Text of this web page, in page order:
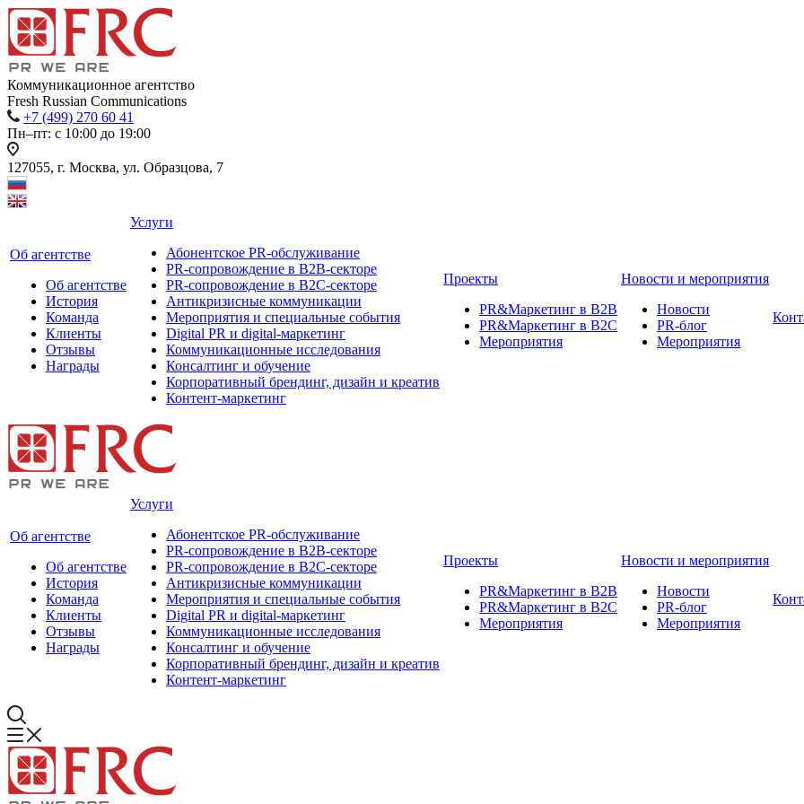
Коммуникационное агентство
Fresh Russian Communications
+7 (499) 270 60 41
Пн–пт: с 10:00 до 19:00
127055, г. Москва, ул. Образцова, 7
Об агентстве
Об агентстве
История
Команда
Клиенты
Отзывы
Награды
Услуги
Абонентское PR-обслуживание
PR-сопровождение в B2B-секторе
PR-сопровождение в B2С-секторе
Антикризисные коммуникации
Мероприятия и специальные события
Digital PR и digital-маркетинг
Коммуникационные исследования
Консалтинг и обучение
Корпоративный брендинг, дизайн и креатив
Контент-маркетинг
Проекты
PR&Маркетинг в B2B
PR&Маркетинг в B2C
Мероприятия
Новости и мероприятия
Новости
PR-блог
Мероприятия
Об агентстве
Об агентстве
История
Команда
Клиенты
Отзывы
Награды
Услуги
Абонентское PR-обслуживание
PR-сопровождение в B2B-секторе
PR-сопровождение в B2С-секторе
Антикризисные коммуникации
Мероприятия и специальные события
Digital PR и digital-маркетинг
Коммуникационные исследования
Консалтинг и обучение
Корпоративный брендинг, дизайн и креатив
Контент-маркетинг
Проекты
PR&Маркетинг в B2B
PR&Маркетинг в B2C
Мероприятия
Новости и мероприятия
Новости
PR-блог
Мероприятия